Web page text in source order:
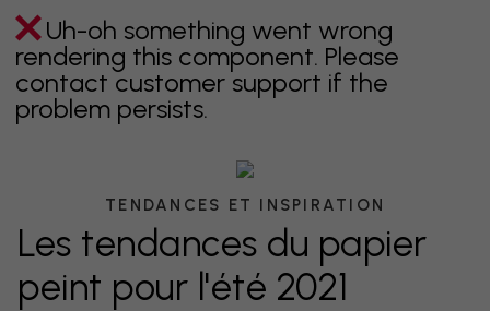
Uh-oh something went wrong
rendering this component. Please
contact customer support if the
problem persists.
TENDANCES ET INSPIRATION
Les tendances du papier
peint pour l'été 2021